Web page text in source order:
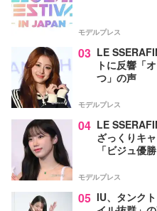
モデルプレス
03 LE
トに反響「
つ」の声
モデルプレス
04 LE
ざっくりキ
「ビジュ優勝
モデルプレス
05 IU、タンク